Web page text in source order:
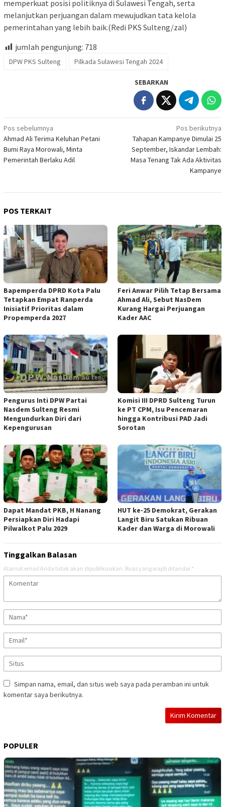
memperkuat posisi politiknya di Sulawesi Tengah, serta
melanjutkan perjuangan dalam mewujudkan tata kelola
pemerintahan yang lebih baik.(Redi PKS Sulteng/zal)
jumlah pengunjung: 718
DPW PKS Sulteng Pilkada Sulawesi Tengah 2024
SEBARKAN
Navigasi
pos
Pos sebelumnya
Ahmad Ali Terima Keluhan Petani
Bumi Raya Morowali, Minta
Pemerintah Berlaku Adil
Pos berikutnya
Tahapan Kampanye Dimulai 25
September, Iskandar Lembah:
Masa Tenang Tak Ada Aktivitas
Kampanye
POS TERKAIT
Bapemperda DPRD Kota Palu
Tetapkan Empat Ranperda
Inisiatif Prioritas dalam
Propemperda 2027
Feri Anwar Pilih Tetap Bersama
Ahmad Ali, Sebut NasDem
Kurang Hargai Perjuangan
Kader AAC
Pengurus Inti DPW Partai
Nasdem Sulteng Resmi
Mengundurkan Diri dari
Kepengurusan
Komisi III DPRD Sulteng Turun
ke PT CPM, Isu Pencemaran
hingga Kontribusi PAD Jadi
Sorotan
Dapat Mandat PKB, H Nanang
Persiapkan Diri Hadapi
Pilwalkot Palu 2029
HUT ke-25 Demokrat, Gerakan
Langit Biru Satukan Ribuan
Kader dan Warga di Morowali
Tinggalkan Balasan
Alamat email Anda tidak akan dipublikasikan. Ruas yang wajib ditandai *
Simpan nama, email, dan situs web saya pada peramban ini untuk
komentar saya berikutnya.
POPULER